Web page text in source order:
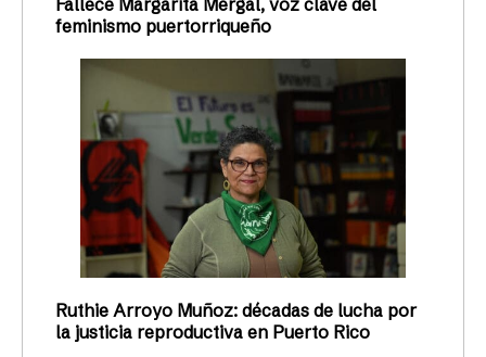
Fallece Margarita Mergal, voz clave del
feminismo puertorriqueño
Ruthie Arroyo Muñoz: décadas de lucha por
la justicia reproductiva en Puerto Rico